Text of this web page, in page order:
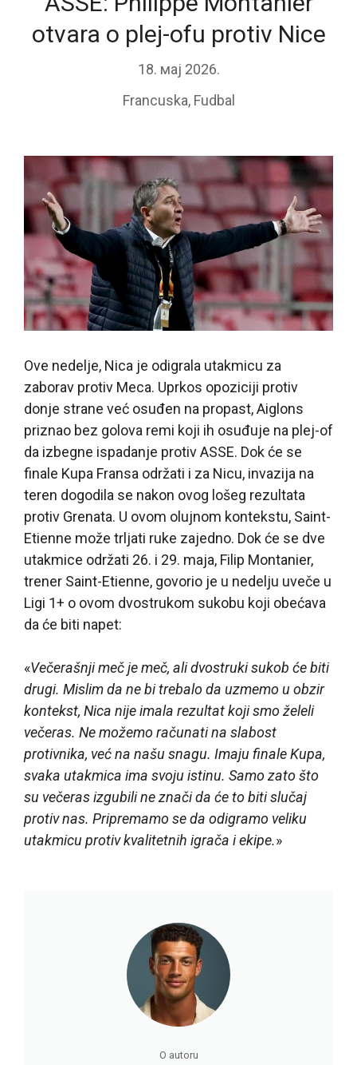
otvara o plej-ofu protiv Nice
18. мај 2026.
Francuska, Fudbal
Ove nedelje, Nica je odigrala utakmicu za
zaborav protiv Meca. Uprkos opoziciji protiv
donje strane već osuđen na propast, Aiglons
priznao bez golova remi koji ih osuđuje na plej-of
da izbegne ispadanje protiv ASSE. Dok će se
finale Kupa Fransa održati i za Nicu, invazija na
teren dogodila se nakon ovog lošeg rezultata
protiv Grenata. U ovom olujnom kontekstu, Saint-
Etienne može trljati ruke zajedno. Dok će se dve
utakmice održati 26. i 29. maja, Filip Montanier,
trener Saint-Etienne, govorio je u nedelju uveče u
Ligi 1+ o ovom dvostrukom sukobu koji obećava
da će biti napet:
«Večerašnji meč je meč, ali dvostruki sukob će biti
drugi. Mislim da ne bi trebalo da uzmemo u obzir
kontekst, Nica nije imala rezultat koji smo želeli
večeras. Ne možemo računati na slabost
protivnika, već na našu snagu. Imaju finale Kupa,
svaka utakmica ima svoju istinu. Samo zato što
su večeras izgubili ne znači da će to biti slučaj
protiv nas. Pripremamo se da odigramo veliku
utakmicu protiv kvalitetnih igrača i ekipe.»
O autoru